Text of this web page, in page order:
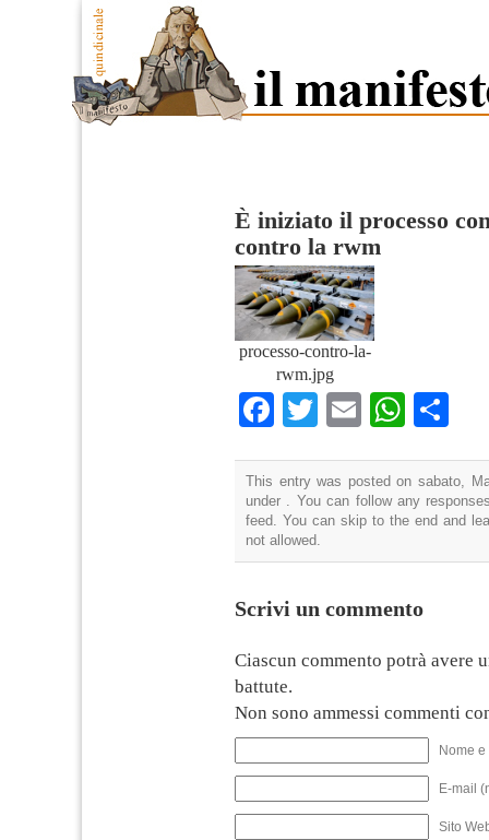
È iniziato il processo
contro la rwm
processo-contro-la-
rwm.jpg
Facebook
TwitterEmail
This entry was posted on sabato,
under . You can follow any
feed. You can skip to the end and
not allowed.
Scrivi un commento
Ciascun commento potrà avere
battute.
Non sono ammessi commenti
Nome
E-mail
Sito